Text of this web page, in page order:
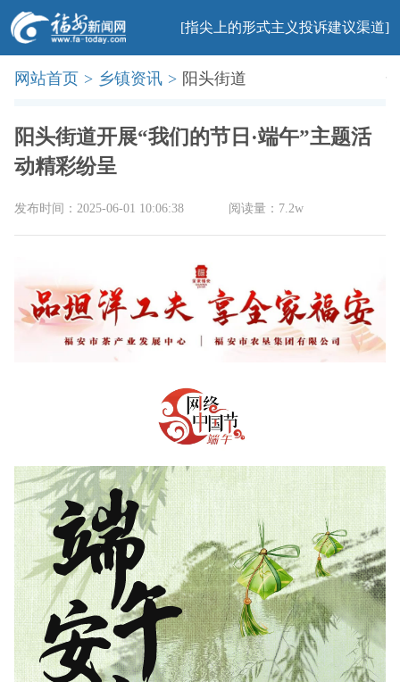
[指尖上的形式主义投诉建议渠道]
首页 新闻 社会 民生 法治
教育
网站首页 > 乡镇资讯 > 阳头街道
阳头街道开展“我们的节日·端午”主题活
动精彩纷呈
阅读量：7.2w
发布时间：2025-06-01 10:06:38